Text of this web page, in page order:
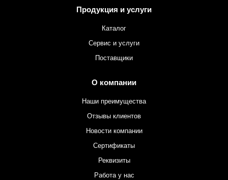
Продукция и услуги
Каталог
Сервис и услуги
Поставщики
О компании
Наши преимущества
Отзывы клиентов
Новости компании
Сертификаты
Реквизиты
Работа у нас